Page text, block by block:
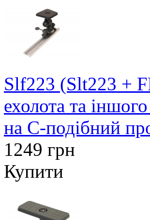
Slf223 (Slt223 +
ехолота та
на C-подібний
1249 грн
Купити